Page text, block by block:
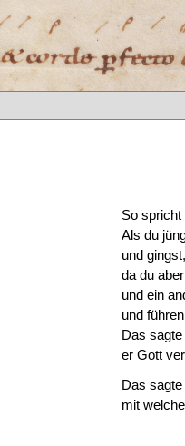
So
Als du
und
da du
und ein
und
Das
er Gott
Das
mit